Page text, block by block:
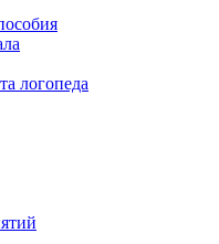
логопеда